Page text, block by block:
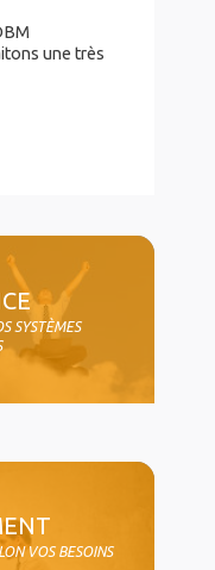
une très
SYSTÈMES
VOS BESOINS